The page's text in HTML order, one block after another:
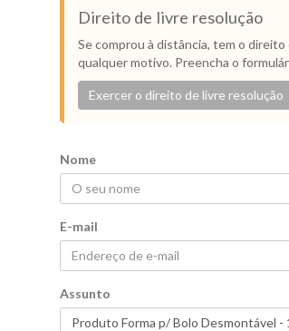
Direito de livre resolução
Se comprou à distância, tem o
qualquer motivo. Preencha o
Exercer o direito de livre resolução
Nome
E-mail
Assunto